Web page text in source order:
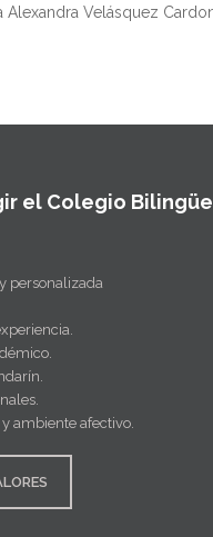
Alexandra Velásquez
el Colegio
personalizada
ambiente afectivo.